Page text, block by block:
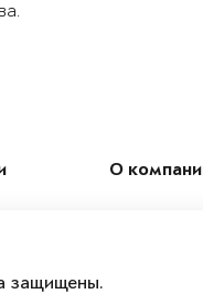
О
защищены.